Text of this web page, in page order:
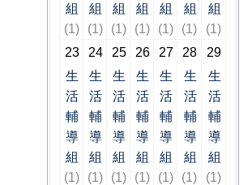
組
(1)
組
(1)
組
(1)
組
(1)
組
(1)
組
(1)
組
(1)
23
生
活
輔
導
組
(1)
24
生
活
輔
導
組
(1)
25
生
活
輔
導
組
(1)
26
生
活
輔
導
組
(1)
27
生
活
輔
導
組
(1)
28
生
活
輔
導
組
(1)
29
生
活
輔
導
組
(1)